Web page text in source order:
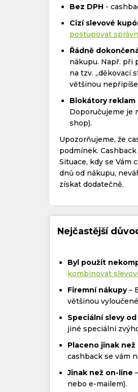
Bez DPH -
Cizí slevové
postupovat
Řádně
nákupu. Např. při
na tzv. „děkovací
většinou
Blokátory reklam
Doporučujeme je
shop).
Upozorňujeme, že
podmínek.
Situace, kdy se Vám
dnů od nákupu,
získat dodatečně.
Nejčastější
Byl použit
kombinovat
Firemní nákupy–
většinou
Speciální slevy
jiné speciální
Placeno jinak než
cashback se vám
Jinak než on-line
nebo e-mailem).